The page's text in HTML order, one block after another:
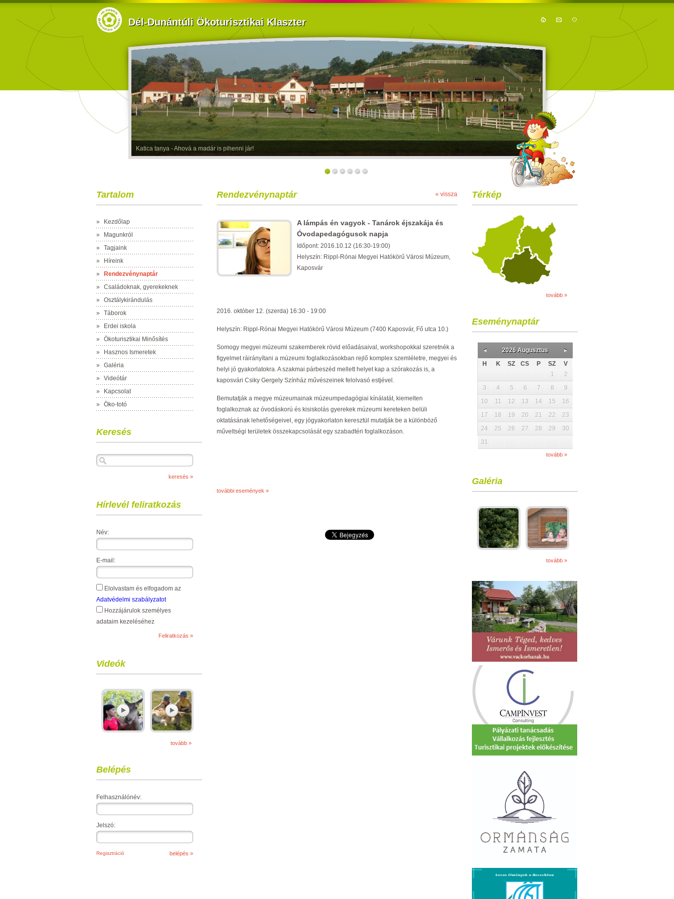
Dél-Dunántúli Ökoturisztikai Klaszter
Katica tanya - Ahová a madár is pihenni jár!
Tartalom
»
Kezdőlap
»
Magunkról
»
Tagjaink
»
Híreink
»
Rendezvénynaptár
»
Családoknak, gyerekeknek
»
Osztálykirándulás
»
Táborok
»
Erdei iskola
»
Ökoturisztikai Minősítés
»
Hasznos Ismeretek
»
Galéria
»
Videótár
»
Kapcsolat
»
Öko-totó
Keresés
Hírlevél feliratkozás
Név:
E-mail:
Elolvastam és elfogadom az
Adatvédelmi szabályzatot
Hozzájárulok személyes
adataim kezeléséhez
Videók
tovább »
Belépés
Felhasználónév:
Jelszó:
Regisztráció
« vissza
Rendezvénynaptár
A lámpás én vagyok - Tanárok éjszakája és
Óvodapedagógusok napja
Időpont: 2016.10.12 (16:30-19:00)
Helyszín: Rippl-Rónai Megyei Hatókörű Városi Múzeum,
Kaposvár
2016. október 12. (szerda) 16:30 - 19:00
Helyszín: Rippl-Rónai Megyei Hatókörű Városi Múzeum (7400 Kaposvár, Fő utca 10.)
Somogy megyei múzeumi szakemberek rövid előadásaival, workshopokkal szeretnék a
figyelmet ráirányítani a múzeumi foglalkozásokban rejlő komplex szemléletre, megyei és
helyi jó gyakorlatokra. A szakmai párbeszéd mellett helyet kap a szórakozás is, a
kaposvári Csiky Gergely Színház művészeinek felolvasó estjével.
Bemutatják a megye múzeumainak múzeumpedagógiai kínálatát, kiemelten
foglalkoznak az óvodáskorú és kisiskolás gyerekek múzeumi kereteken belüli
oktatásának lehetőségeivel, egy jógyakorlaton keresztül mutatják be a különböző
műveltségi területek összekapcsolását egy szabadtéri foglalkozáson.
további események »
Térkép
tovább »
Eseménynaptár
2026 Augusztus
H
K SZ CS P SZ
V
1
2
3
4 5 6 7 8
9
10
11 12 13 14 15
16
17
18 19 20 21 22
23
24
25 26 27 28 29
30
31
tovább »
Galéria
tovább »